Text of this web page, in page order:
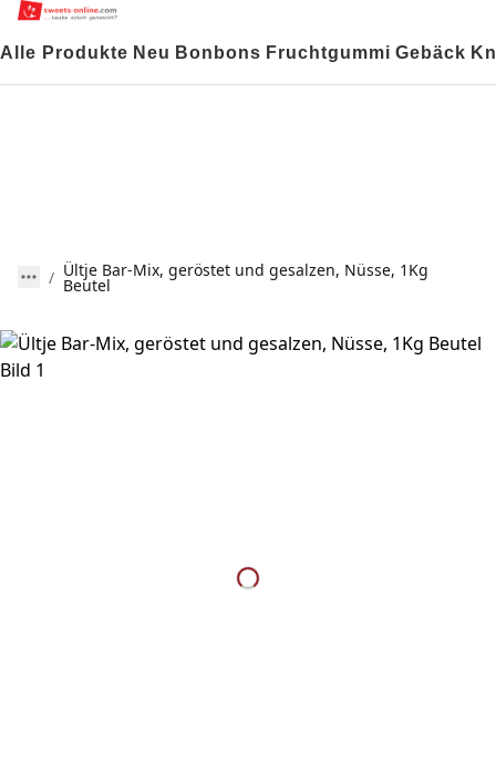
Alle Produkte Neu Bonbons Fruchtgummi Gebäck
Ültje Bar-Mix, geröstet und gesalzen, Nüsse, 1Kg
Beutel